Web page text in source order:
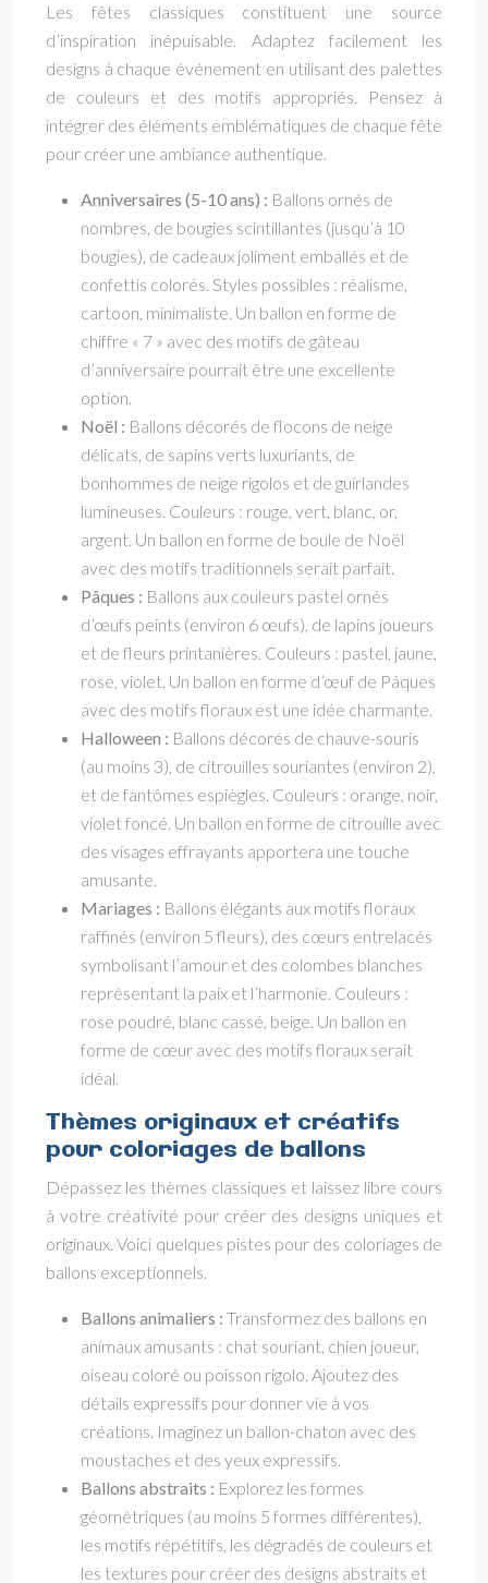
Les fêtes classiques constituent une source
d’inspiration inépuisable. Adaptez facilement les
designs à chaque événement en utilisant des palettes
de couleurs et des motifs appropriés. Pensez à
intégrer des éléments emblématiques de chaque fête
pour créer une ambiance authentique.
Anniversaires (5-10 ans) : Ballons ornés de
nombres, de bougies scintillantes (jusqu’à 10
bougies), de cadeaux joliment emballés et de
confettis colorés. Styles possibles : réalisme,
cartoon, minimaliste. Un ballon en forme de
chiffre « 7 » avec des motifs de gâteau
d’anniversaire pourrait être une excellente
option.
Noël : Ballons décorés de flocons de neige
délicats, de sapins verts luxuriants, de
bonhommes de neige rigolos et de guirlandes
lumineuses. Couleurs : rouge, vert, blanc, or,
argent. Un ballon en forme de boule de Noël
avec des motifs traditionnels serait parfait.
Pâques : Ballons aux couleurs pastel ornés
d’œufs peints (environ 6 œufs), de lapins joueurs
et de fleurs printanières. Couleurs : pastel, jaune,
rose, violet. Un ballon en forme d’œuf de Pâques
avec des motifs floraux est une idée charmante.
Halloween : Ballons décorés de chauve-souris
(au moins 3), de citrouilles souriantes (environ 2),
et de fantômes espiègles. Couleurs : orange, noir,
violet foncé. Un ballon en forme de citrouille avec
des visages effrayants apportera une touche
amusante.
Mariages : Ballons élégants aux motifs floraux
raffinés (environ 5 fleurs), des cœurs entrelacés
symbolisant l’amour et des colombes blanches
représentant la paix et l’harmonie. Couleurs :
rose poudré, blanc cassé, beige. Un ballon en
forme de cœur avec des motifs floraux serait
idéal.
Thèmes originaux et créatifs
pour coloriages de ballons
Dépassez les thèmes classiques et laissez libre cours
à votre créativité pour créer des designs uniques et
originaux. Voici quelques pistes pour des coloriages de
ballons exceptionnels.
Ballons animaliers : Transformez des ballons en
animaux amusants : chat souriant, chien joueur,
oiseau coloré ou poisson rigolo. Ajoutez des
détails expressifs pour donner vie à vos
créations. Imaginez un ballon-chaton avec des
moustaches et des yeux expressifs.
Ballons abstraits : Explorez les formes
géométriques (au moins 5 formes différentes),
les motifs répétitifs, les dégradés de couleurs et
les textures pour créer des designs abstraits et